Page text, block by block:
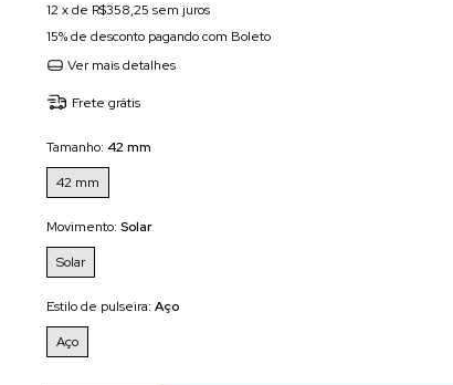
12 x de R$358,25 sem juros
15% de desconto pagando com Boleto
Ver mais detalhes
Frete grátis
Tamanho: 42 mm
42 mm
Movimento: Solar
Solar
Estilo de pulseira: Aço
Aço